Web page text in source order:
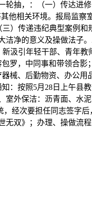
轮抽，：（一）传达进
他相关环境。报局监
）传递违纪典型案例
洁净的意义及操做法子
汲引年轻干部、青年
罗，中同事和带领合
械、后勤物资、办公
：按照5月28日上午县
室外保洁：沥青面、水
经次要担任同志签字
双》；办理、操做流